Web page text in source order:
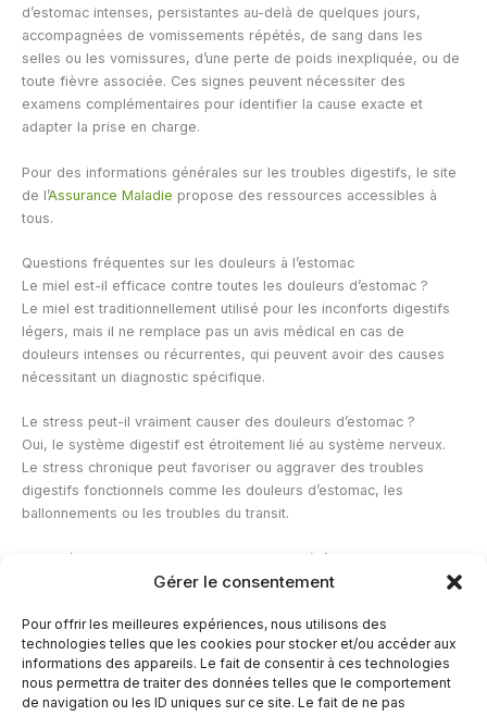
Gérer le consentement
Pour offrir les meilleures expériences, nous utilisons des
technologies telles que les cookies pour stocker et/ou accéder aux
informations des appareils. Le fait de consentir à ces technologies
nous permettra de traiter des données telles que le comportement
de navigation ou les ID uniques sur ce site. Le fait de ne pas
d’estomac intenses, persistantes au-delà de quelques jours,
accompagnées de vomissements répétés, de sang dans les
selles ou les vomissures, d’une perte de poids inexpliquée, ou de
toute fièvre associée. Ces signes peuvent nécessiter des
examens complémentaires pour identifier la cause exacte et
adapter la prise en charge.
Pour des informations générales sur les troubles digestifs, le site
de l’Assurance Maladie propose des ressources accessibles à
tous.
Questions fréquentes sur les douleurs à l’estomac
Le miel est-il efficace contre toutes les douleurs d’estomac ?
Le miel est traditionnellement utilisé pour les inconforts digestifs
légers, mais il ne remplace pas un avis médical en cas de
douleurs intenses ou récurrentes, qui peuvent avoir des causes
nécessitant un diagnostic spécifique.
Le stress peut-il vraiment causer des douleurs d’estomac ?
Oui, le système digestif est étroitement lié au système nerveux.
Le stress chronique peut favoriser ou aggraver des troubles
digestifs fonctionnels comme les douleurs d’estomac, les
ballonnements ou les troubles du transit.
Faut-il éviter de manger en cas de douleur à l’estomac ?
Il n’est généralement pas nécessaire de jeûner complètement,
horaires réguliers peut aider à soulager l’inconfort, en évitant les
aliments identifiés comme irritants pour soi.